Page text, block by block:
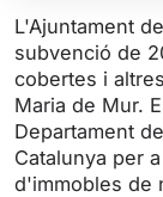
l
a
y
L'Ajuntament
subvenció de
cobertes i
Maria de Mur.
Departament
Catalunya per
d'immobles de